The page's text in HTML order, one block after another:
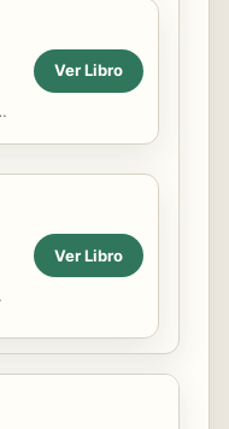
Ver Libro
Ver Libro